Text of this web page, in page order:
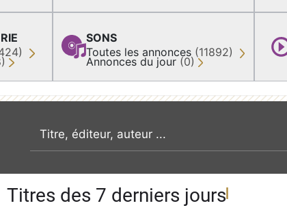
SONS
Toutes les annonces (11892)
Annonces du jour (0)
recherche par mot clé
Titres des 7 derniers jours